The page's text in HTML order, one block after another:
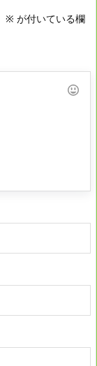
※ が付いている欄